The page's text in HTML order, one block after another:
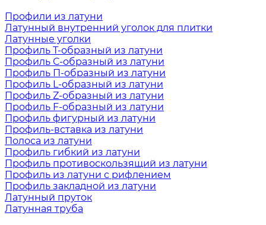
Профили из латуни
Латунный внутренний уголок для плитки
Латунные уголки
Профиль Т-образный из латуни
Профиль С-образный из латуни
Профиль П-образный из латуни
Профиль L-образный из латуни
Профиль Z-образный из латуни
Профиль F-образный из латуни
Профиль фигурный из латуни
Профиль-вставка из латуни
Полоса из латуни
Профиль гибкий из латуни
Профиль противоскользящий из латуни
Профиль из латуни с рифлением
Профиль закладной из латуни
Латунный пруток
Латунная труба